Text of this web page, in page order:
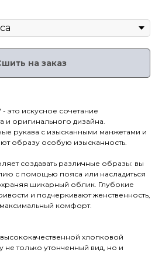
на заказ
это искусное сочетание
и оригинального дизайна.
рукава с изысканными манжетами и
образу особую изысканность.
создавать различные образы: вы
с помощью пояса или насладиться
шикарный облик. Глубокие
и подчеркивают женственность,
комфорт.
хлопковой
не только утонченный вид, но и